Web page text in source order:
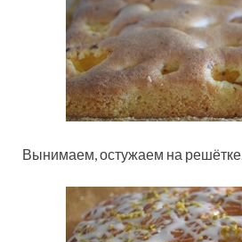
Вынимаем, остужаем на решётке.